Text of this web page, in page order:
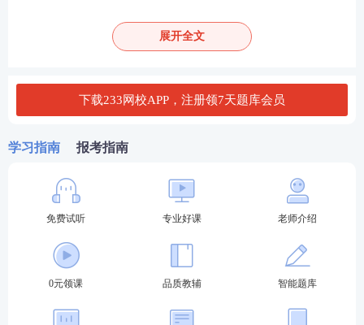
登录报名时所注册的账号和密码；
第四步：点击进入【准考证打印】打印通道。
展开全文
下载233网校APP，注册领7天题库会员
学习指南 报考指南
免费试听 专业好课 老师介绍
0元领课 品质教辅 智能题库